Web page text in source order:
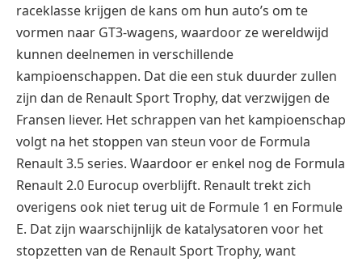
raceklasse krijgen de kans om hun auto’s om te
vormen naar GT3-wagens, waardoor ze wereldwijd
kunnen deelnemen in verschillende
kampioenschappen. Dat die een stuk duurder zullen
zijn dan de Renault Sport Trophy, dat verzwijgen de
Fransen liever. Het schrappen van het kampioenschap
volgt na het stoppen van steun voor de Formula
Renault 3.5 series. Waardoor er enkel nog de Formula
Renault 2.0 Eurocup overblijft. Renault trekt zich
overigens ook niet terug uit de Formule 1 en Formule
E. Dat zijn waarschijnlijk de katalysatoren voor het
stopzetten van de Renault Sport Trophy, want